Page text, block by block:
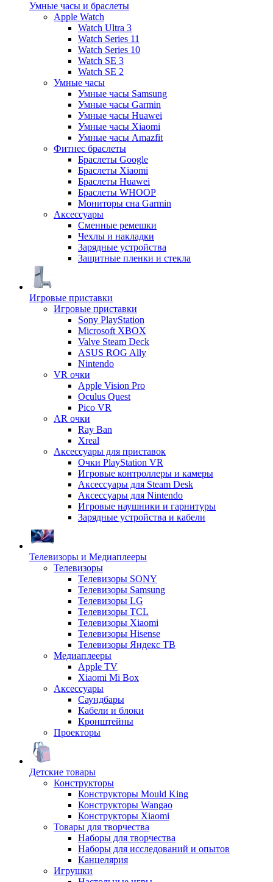
Умные часы и браслеты
Apple Watch
Watch Ultra 3
Watch Series 11
Watch Series 10
Watch SE 3
Watch SE 2
Умные часы
Умные часы Samsung
Умные часы Garmin
Умные часы Huawei
Умные часы Xiaomi
Умные часы Amazfit
Фитнес браслеты
Браслеты Google
Браслеты Xiaomi
Браслеты Huawei
Браслеты WHOOP
Мониторы сна Garmin
Аксессуары
Сменные ремешки
Чехлы и накладки
Зарядные устройства
Защитные пленки и стекла
Игровые приставки
Игровые приставки
Sony PlayStation
Microsoft XBOX
Valve Steam Deck
ASUS ROG Ally
Nintendo
VR очки
Apple Vision Pro
Oculus Quest
Pico VR
AR очки
Ray Ban
Xreal
Аксессуары для приставок
Очки PlayStation VR
Игровые контроллеры и камеры
Аксессуары для Steam Desk
Аксессуары для Nintendo
Игровые наушники и гарнитуры
Зарядные устройства и кабели
Телевизоры и Медиаплееры
Телевизоры
Телевизоры SONY
Телевизоры Samsung
Телевизоры LG
Телевизоры TCL
Телевизоры Xiaomi
Телевизоры Hisense
Телевизоры Яндекс ТВ
Медиаплееры
Apple TV
Xiaomi Mi Box
Аксессуары
Саундбары
Кабели и блоки
Кронштейны
Проекторы
Детские товары
Конструкторы
Конструкторы Mould King
Конструкторы Wangao
Конструкторы Xiaomi
Товары для творчества
Наборы для творчества
Наборы для исследований и опытов
Канцелярия
Игрушки